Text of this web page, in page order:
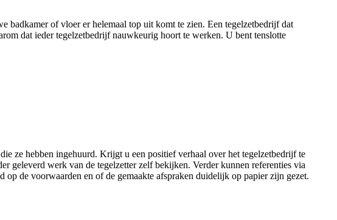
badkamer of vloer er helemaal top uit komt te zien. Een tegelzetbedrijf dat
dat ieder tegelzetbedrijf nauwkeurig hoort te werken. U bent tenslotte
ze hebben ingehuurd. Krijgt u een positief verhaal over het tegelzetbedrijf te
geleverd werk van de tegelzetter zelf bekijken. Verder kunnen referenties via
de voorwaarden en of de gemaakte afspraken duidelijk op papier zijn gezet.